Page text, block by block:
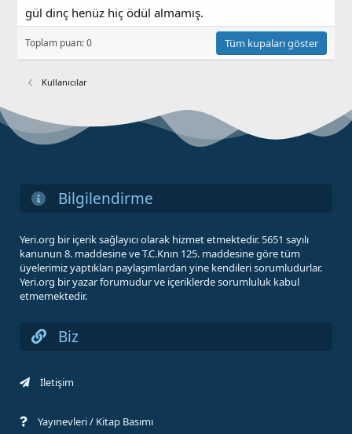
gül dinç henüz hiç ödül almamış.
Toplam puan: 0 Tüm kupaları göster
Kullanıcılar
Bilgilendirme
Yeri.org bir içerik sağlayıcı olarak hizmet etmektedir. 5651 sayılı
kanunun 8. maddesine ve T.C.Knın 125. maddesine göre tüm
üyelerimiz yaptıkları paylaşımlardan yine kendileri sorumludurlar.
Yeri.org bir yazar forumudur ve içeriklerde sorumluluk kabul
etmemektedir.
Biz
İletişim
Yayınevleri / Kitap Basımı